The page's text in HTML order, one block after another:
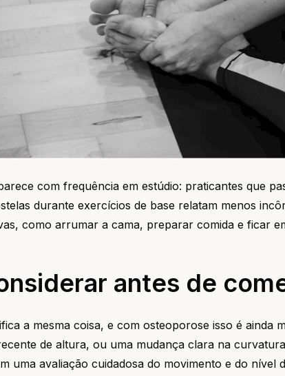
com frequência em estúdio: praticantes que
durante exercícios de base relatam menos
como arrumar a cama, preparar comida e ficar
antes de
a mesma coisa, e com osteoporose isso é ainda
de altura, ou uma mudança clara na
uma avaliação cuidadosa do movimento e do nível